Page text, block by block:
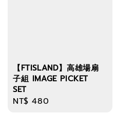
【FTISLAND】高雄場扇
子組 IMAGE PICKET
SET
Regular
NT$ 480